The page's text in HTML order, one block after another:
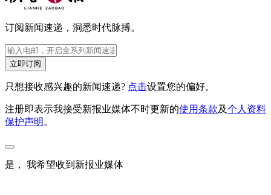
订阅新闻速递，洞悉时代脉搏。
立即订阅
只想接收感兴趣的新闻速递? 点击设置您的偏好。
注册即表示我接受新报业媒体不时更新的使用条款及个人资料
保护声明 。
是， 我希望收到新报业媒体